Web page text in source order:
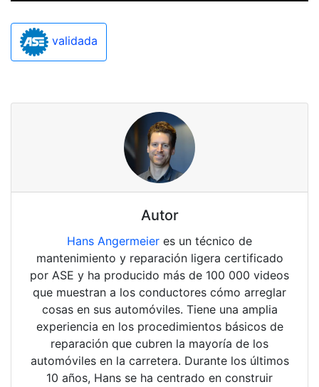
validada
Autor
Hans Angermeier es un técnico de
mantenimiento y reparación ligera certificado
por ASE y ha producido más de 100 000 videos
que muestran a los conductores cómo arreglar
cosas en sus automóviles. Tiene una amplia
experiencia en los procedimientos básicos de
reparación que cubren la mayoría de los
automóviles en la carretera. Durante los últimos
10 años, Hans se ha centrado en construir